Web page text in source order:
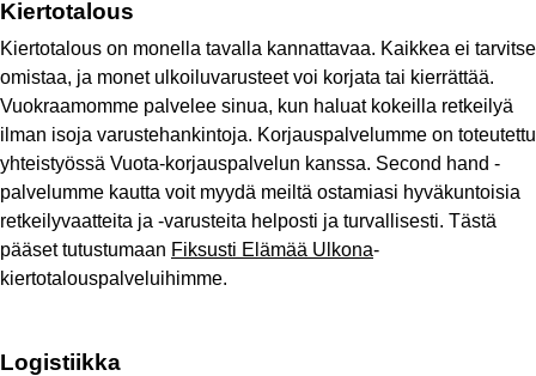
Kiertotalous
Kiertotalous on monella tavalla kannattavaa. Kaikkea ei tarvitse
omistaa, ja monet ulkoiluvarusteet voi korjata tai kierrättää.
Vuokraamomme palvelee sinua, kun haluat kokeilla retkeilyä
ilman isoja varustehankintoja. Korjauspalvelumme on toteutettu
yhteistyössä Vuota-korjauspalvelun kanssa. Second hand -
palvelumme kautta voit myydä meiltä ostamiasi hyväkuntoisia
retkeilyvaatteita ja -varusteita helposti ja turvallisesti. Tästä
pääset tutustumaan Fiksusti Elämää Ulkona-
kiertotalouspalveluihimme.
Logistiikka